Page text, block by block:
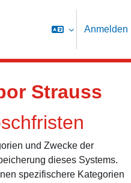
Anmelden
Strauss
und Zwecke der
dieses Systems.
spezifischere Kategorien